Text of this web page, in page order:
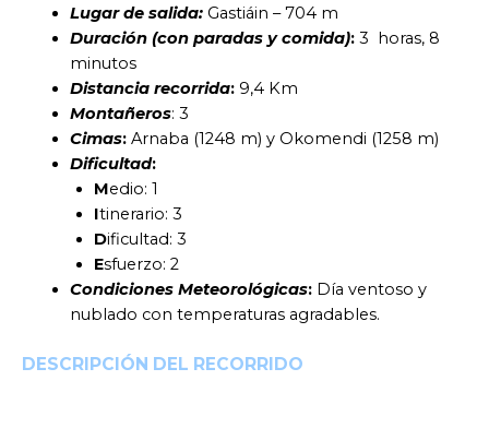
Lugar de salida:Gastiáin – 704 m
Duración (con paradas y comida):3 horas, 8
minutos
Distancia recorrida:9,4 Km
Montañeros: 3
Cimas:Arnaba (1248 m) y Okomendi (1258 m)
Dificultad:
Medio: 1
Itinerario: 3
Dificultad: 3
Esfuerzo: 2
Condiciones Meteorológicas: Día ventoso y
nublado con temperaturas agradables.
DESCRIPCIÓN DEL RECORRIDO